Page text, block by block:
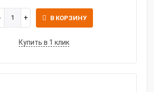
В КОРЗИНУ
Купить в 1 клик